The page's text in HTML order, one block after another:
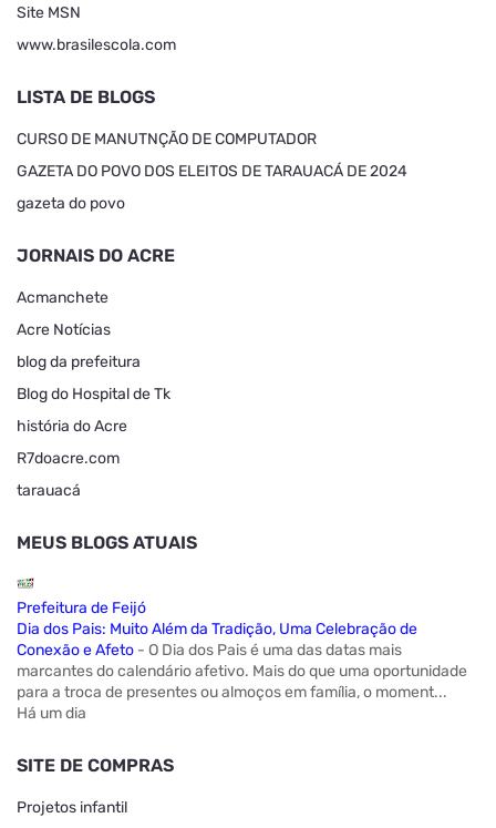
Site MSN
www.brasilescola.com
LISTA DE BLOGS
CURSO DE MANUTNÇÃO DE COMPUTADOR
GAZETA DO POVO DOS ELEITOS DE TARAUACÁ DE 2024
gazeta do povo
JORNAIS DO ACRE
Acmanchete
Acre Notícias
blog da prefeitura
Blog do Hospital de Tk
história do Acre
R7doacre.com
tarauacá
MEUS BLOGS ATUAIS
Prefeitura de Feijó
Dia dos Pais: Muito Além da Tradição, Uma Celebração de
Conexão e Afeto - O Dia dos Pais é uma das datas mais
marcantes do calendário afetivo. Mais do que uma oportunidade
para a troca de presentes ou almoços em família, o moment...
Há um dia
SITE DE COMPRAS
Projetos infantil